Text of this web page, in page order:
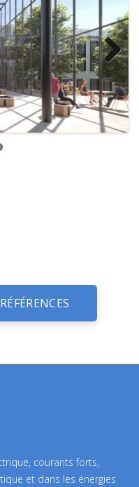
Next
courants forts,
et dans les énergies